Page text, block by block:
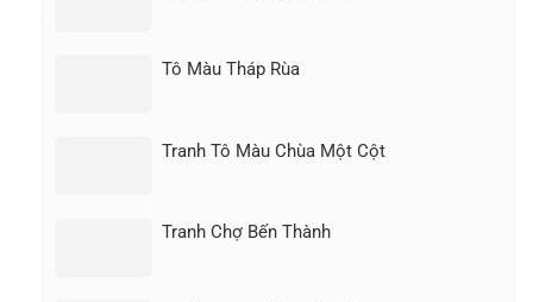
Tô Màu Tháp Rùa
Tranh Tô Màu Chùa Một Cột
Tranh Chợ Bến Thành